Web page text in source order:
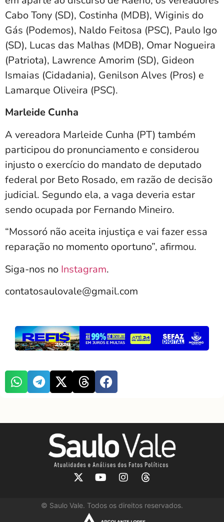
Cabo Tony (SD), Costinha (MDB), Wiginis do
Gás (Podemos), Naldo Feitosa (PSC), Paulo Igo
(SD), Lucas das Malhas (MDB), Omar Nogueira
(Patriota), Lawrence Amorim (SD), Gideon
Ismaias (Cidadania), Genilson Alves (Pros) e
Lamarque Oliveira (PSC).
Marleide Cunha
A vereadora Marleide Cunha (PT) também
participou do pronunciamento e considerou
injusto o exercício do mandato de deputado
federal por Beto Rosado, em razão de decisão
judicial. Segundo ela, a vaga deveria estar
sendo ocupada por Fernando Mineiro.
“Mossoró não aceita injustiça e vai fazer essa
reparação no momento oportuno”, afirmou.
Siga-nos no Instagram.
contatosaulovale@gmail.com
© Saulo Vale. Todos os direitos reservados.